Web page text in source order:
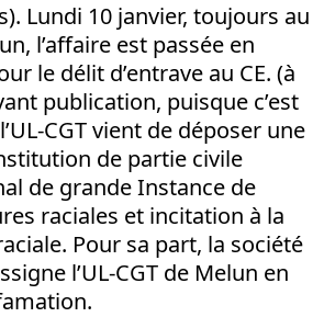
Lundi 10 janvier, toujours au
l’affaire est passée en
le délit d’entrave au CE. (à
publication, puisque c’est
CGT vient de déposer une
de partie civile
de grande Instance de
raciales et incitation à la
Pour sa part, la société
l’UL-CGT de Melun en